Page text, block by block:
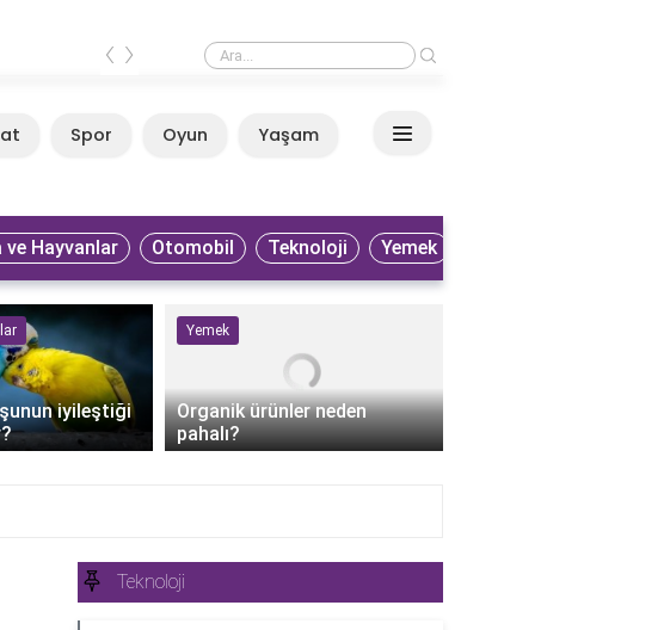
Patlıcan neden gaz yapar?
‹ ›
Spor Oyun Yaşam
ve Hayvanlar Otomobil Teknoloji Yemek
iyileştiği
Yemek
Organik ürünler neden
pahalı?
Teknoloji